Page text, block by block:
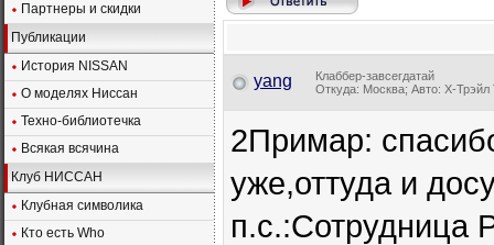
Партнеры и скидки
Публикации
История NISSAN
О моделях Ниссан
Техно-библиотечка
Всякая всячина
Клуб НИССАН
Клубная символика
Кто есть Who
yang
Клаббер-завсегдатай
Откуда: Москва; Авто: Х-Трэйл
2Примар:
уже,оттуда и
п.с.:Сотрудница